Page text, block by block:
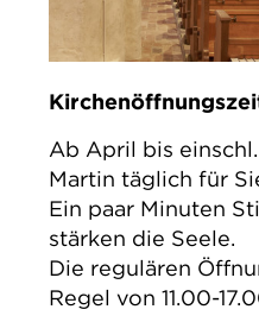
Ab April bis
Martin täglich für
Ein paar Minuten
stärken die Seele.
Die regulären
Regel von 11.00-